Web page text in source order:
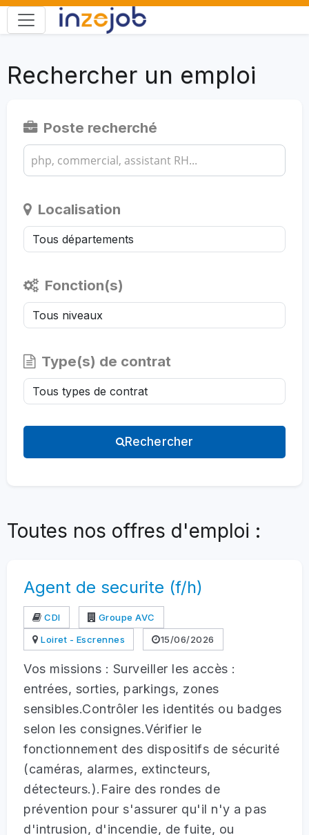
Rechercher un emploi
Poste recherché
Localisation
Fonction(s)
Type(s) de contrat
Rechercher
Toutes nos offres d'emploi :
Agent de securite (f/h)
CDI
Groupe AVC
Loiret - Escrennes
15/06/2026
Vos missions : Surveiller les accès :
entrées, sorties, parkings, zones
sensibles.Contrôler les identités ou badges
selon les consignes.Vérifier le
fonctionnement des dispositifs de sécurité
(caméras, alarmes, extincteurs,
détecteurs.).Faire des rondes de
prévention pour s'assurer qu'il n'y a pas
d'intrusion, d'incendie, de fuite, ou